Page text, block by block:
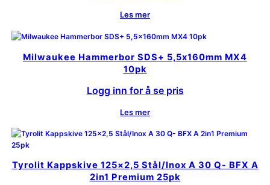
Les mer
Milwaukee Hammerbor SDS+ 5,5x160mm MX4
10pk
Logg inn for å se pris
Les mer
Tyrolit Kappskive 125×2,5 Stål/Inox A 30 Q- BFX A
2in1 Premium 25pk